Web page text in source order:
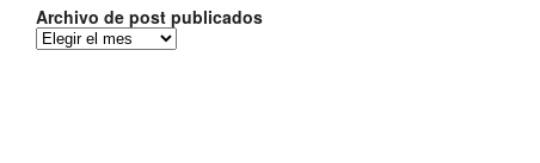
Archivo de post publicados
Archivo